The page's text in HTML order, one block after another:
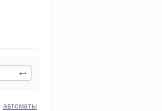
автоматы